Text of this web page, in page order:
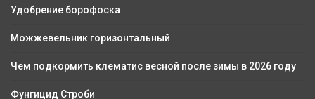
Удобрение борофоска
Можжевельник горизонтальный
Чем подкормить клематис весной после зимы в 2026 году
Фунгицид Строби